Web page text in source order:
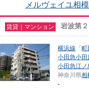
メルヴェイユ相
賃貸｜マンション 岩波第
横浜線 「 町
小田急小田
小田急江ノ
神奈川県相
-